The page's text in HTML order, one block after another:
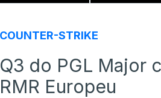
COUNTER-STRIKE
Q3 do PGL Major
RMR Europeu